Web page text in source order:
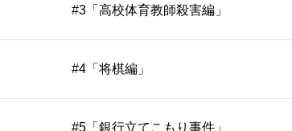
#3「高校体育教師殺害編」
#4「将棋編」
#5「銀行立てこもり事件」